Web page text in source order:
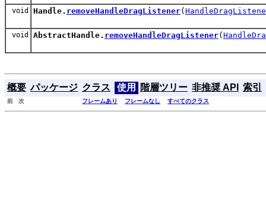
void Handle. removeHandleDragListener(
void AbstractHandle. removeHandleDragListener(
概要 パッケージ クラス 使用 階層ツリー 非推奨 API 索引
前 次 フレームあり フレームなし すべてのクラス